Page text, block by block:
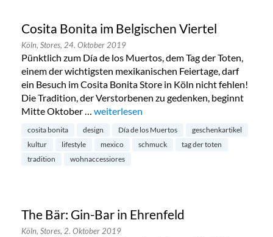
Cosita Bonita im Belgischen Viertel
Köln, Stores, 24. Oktober 2019
Pünktlich zum Día de los Muertos, dem Tag der Toten,
einem der wichtigsten mexikanischen Feiertage, darf
ein Besuch im Cosita Bonita Store in Köln nicht fehlen!
Die Tradition, der Verstorbenen zu gedenken, beginnt
Mitte Oktober … „Cosita Bonita im Belgischen Viertel“
weiterlesen
cosita bonita design Día de los Muertos
geschenkartikel
kultur
lifestyle mexico schmuck
tag der toten
tradition
wohnaccessiores
The Bär: Gin-Bar in Ehrenfeld
Köln, Stores, 2. Oktober 2019